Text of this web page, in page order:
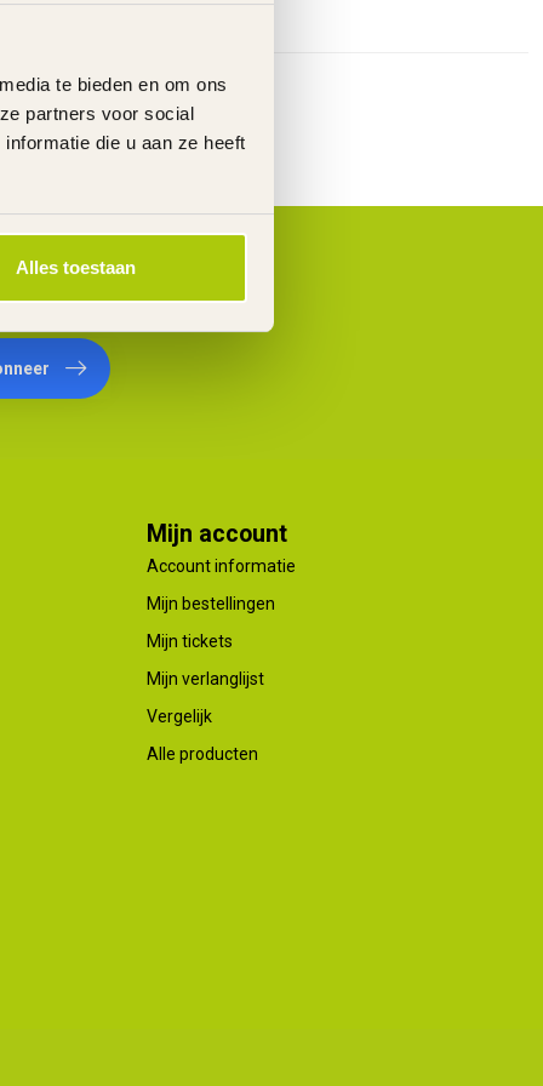
te bieden en om ons
partners voor social
die u aan ze heeft
Alles toestaan
Mijn account
Account informatie
Mijn bestellingen
Mijn tickets
Mijn verlanglijst
Vergelijk
Alle producten